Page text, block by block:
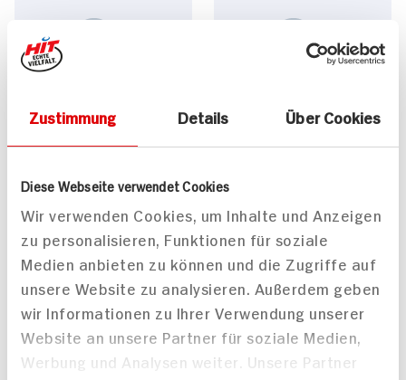
Zustimmung Details Über Cookies
Diese Webseite verwendet Cookies
Wir verwenden Cookies, um Inhalte und Anzeigen
zu personalisieren, Funktionen für soziale
Medien anbieten zu können und die Zugriffe auf
unsere Website zu analysieren. Außerdem geben
wir Informationen zu Ihrer Verwendung unserer
Website an unsere Partner für soziale Medien,
Werbung und Analysen weiter. Unsere Partner
Häufig gestellte Fragen
Mehr Informationen in unserem FAQ